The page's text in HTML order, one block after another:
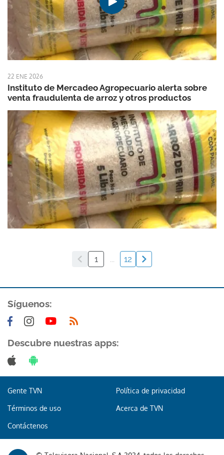
22 ENE 2026
Instituto de Mercadeo Agropecuario alerta sobre
venta fraudulenta de arroz y otros productos
1 ... 12
Síguenos:
Descubre nuestras apps:
Gente TVN Política de privacidad
Términos de uso Acerca de TVN
Contáctenos